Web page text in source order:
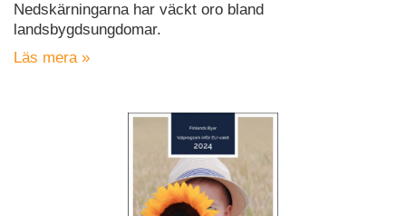
Nedskärningarna har väckt oro bland
landsbygdsungdomar.
Läs mera »